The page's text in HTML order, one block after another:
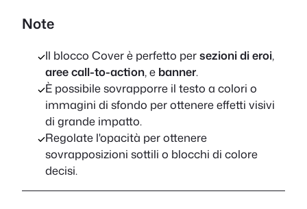
Note
Il blocco Cover è perfetto persezioni di eroi,
aree call-to-action, e banner.
È possibile sovrapporre il testo a colori o
immagini di sfondo per ottenere effetti visivi
di grande impatto.
Regolate l'opacità per ottenere
sovrapposizioni sottili o blocchi di colore
decisi.